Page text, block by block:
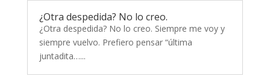
¿Otra despedida? No lo creo.
¿Otra despedida? No lo creo. Siempre me voy y
siempre vuelvo. Prefiero pensar “última
juntadita…...